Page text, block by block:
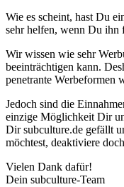
Wie es scheint, hast Du
sehr helfen, wenn Du ihn
Wir wissen wie sehr
beeinträchtigen kann.
penetrante Werbeformen
Jedoch sind die
einzige Möglichkeit Dir
Dir subculture.de gefällt
möchtest, deaktiviere
Vielen Dank dafür!
Dein subculture-Team